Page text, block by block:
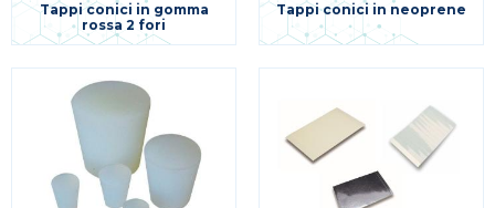
Tappi conici in gomma
rossa 2 fori
Tappi conici in neoprene